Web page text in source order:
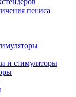
пениса
и стимуляторы